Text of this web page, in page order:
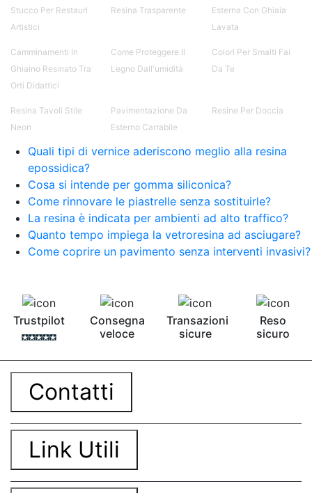
Stucco Per Restauri
Artistici
Resina Trasparente
Esterna Con Ghiaia
Lavata
Camminamenti In
Ghiaino Resinato Tra
Orti Didattici
Come Proteggere Il
Legno Dall'umidità
Colori Per Smalti Fai
Da Te
Resina Tavoli Stile
Neon
Pavimentazione Da
Esterno Carrabile
Resine Per Doccia
Quali tipi di vernice aderiscono meglio alla resina
epossidica?
Cosa si intende per gomma siliconica?
Come rinnovare le piastrelle senza sostituirle?
La resina è indicata per ambienti ad alto traffico?
Quanto tempo impiega la vetroresina ad asciugare?
Come coprire un pavimento senza interventi invasivi?
Trustpilot
Consegna
veloce
Transazioni
sicure
Reso
sicuro
Contatti
Link Utili